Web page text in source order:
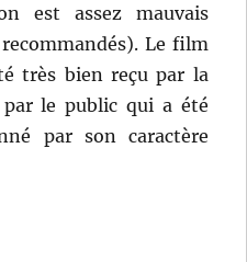
est assez mauvais
Le film
très bien reçu par la
le public qui a été
par son caractère